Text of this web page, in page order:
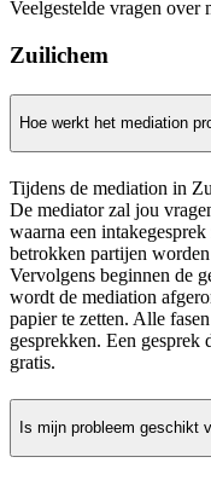
Veelgestelde vragen over
Zuilichem
Hoe werkt het mediation
Tijdens de mediation in
De mediator zal jou
waarna een
betrokken partijen
Vervolgens beginnen de
wordt de mediation
papier te zetten. Alle
gesprekken. Een gesprek
gratis.
Is mijn probleem geschikt